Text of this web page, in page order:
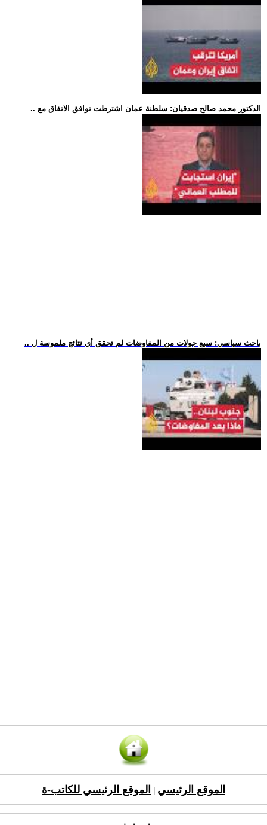
.. الدكتور محمد صالح صدقيان: سلطنة عمان اشترطت توافق الاتفاق مع
.. باحث سياسي: سبع جولات من المفاوضات لم تحقق أي نتائج ملموسة ل
الموقع الرئيسي الموقع الرئيسي للكاتب-ة